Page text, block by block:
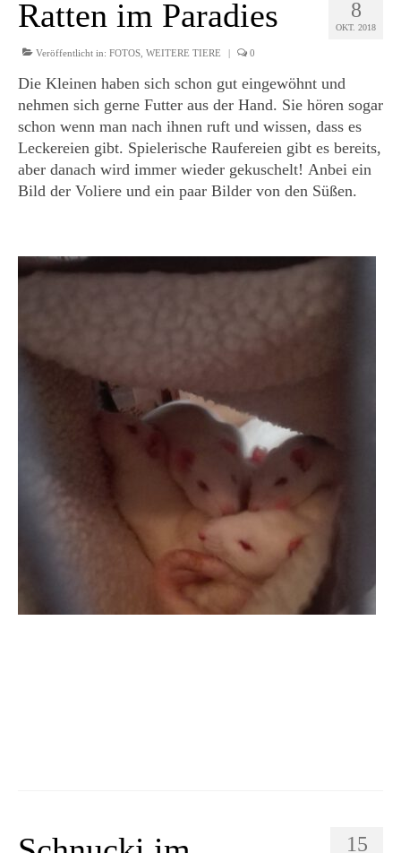
8
OKT. 2018
Ratten im Paradies
Veröffentlicht in: FOTOS WEITERE TIERE | 0
Die Kleinen haben sich schon gut eingewöhnt und
nehmen sich gerne Futter aus der Hand. Sie hören sogar
schon wenn man nach ihnen ruft und wissen, dass es
Leckereien gibt. Spielerische Raufereien gibt es bereits,
aber danach wird immer wieder gekuschelt! Anbei ein
Bild der Voliere und ein paar Bilder von den Süßen.
15